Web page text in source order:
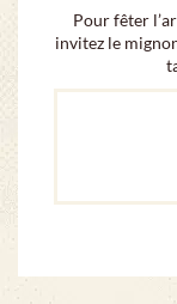
Pour fêter
invitez le